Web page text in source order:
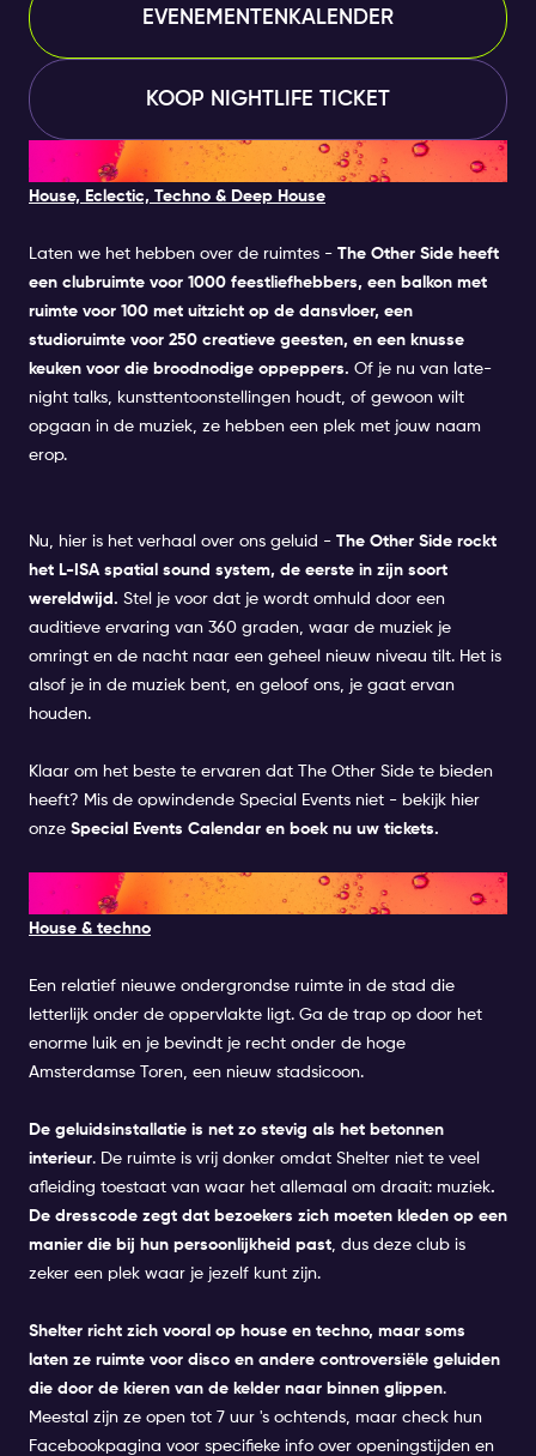
EVENEMENTENKALENDER
KOOP NIGHTLIFE TICKET
7. THE OTHER SIDE
House, Eclectic, Techno & Deep House
Laten we het hebben over de ruimtes - The Other Side heeft
een clubruimte voor 1000 feestliefhebbers, een balkon met
ruimte voor 100 met uitzicht op de dansvloer, een
studioruimte voor 250 creatieve geesten, en een knusse
keuken voor die broodnodige oppeppers. Of je nu van late-
night talks, kunsttentoonstellingen houdt, of gewoon wilt
opgaan in de muziek, ze hebben een plek met jouw naam
erop.
Nu, hier is het verhaal over ons geluid - The Other Side rockt
het L-ISA spatial sound system, de eerste in zijn soort
wereldwijd. Stel je voor dat je wordt omhuld door een
auditieve ervaring van 360 graden, waar de muziek je
omringt en de nacht naar een geheel nieuw niveau tilt. Het is
alsof je in de muziek bent, en geloof ons, je gaat ervan
houden.
Klaar om het beste te ervaren dat The Other Side te bieden
heeft? Mis de opwindende Special Events niet - bekijk hier
onze Special Events Calendar en boek nu uw tickets.
8. SHELTER
House & techno
Een relatief nieuwe ondergrondse ruimte in de stad die
letterlijk onder de oppervlakte ligt. Ga de trap op door het
enorme luik en je bevindt je recht onder de hoge
Amsterdamse Toren, een nieuw stadsicoon.
De geluidsinstallatie is net zo stevig als het betonnen
interieur. De ruimte is vrij donker omdat Shelter niet te veel
afleiding toestaat van waar het allemaal om draait: muziek.
De dresscode zegt dat bezoekers zich moeten kleden op een
manier die bij hun persoonlijkheid past , dus deze club is
zeker een plek waar je jezelf kunt zijn.
Shelter richt zich vooral op house en techno, maar soms
laten ze ruimte voor disco en andere controversiële geluiden
die door de kieren van de kelder naar binnen glippen.
Meestal zijn ze open tot 7 uur 's ochtends, maar check hun
Facebookpagina voor specifieke info over openingstijden en